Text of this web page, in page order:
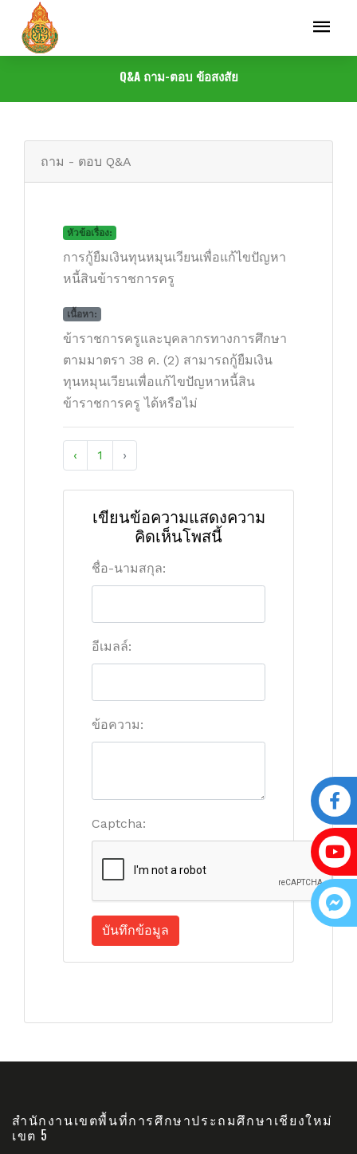
Q&A ถาม-ตอบ ข้อสงสัย
ถาม - ตอบ Q&A
หัวข้อเรื่อง:
การกู้ยืมเงินทุนหมุนเวียนเพื่อแก้ไขปัญหา
หนี้สินข้าราชการครู
เนื้อหา:
ข้าราชการครูและบุคลากรทางการศึกษา
ตามมาตรา 38 ค. (2) สามารถกู้ยืมเงิน
ทุนหมุนเวียนเพื่อแก้ไขปัญหาหนี้สิน
ข้าราชการครู ได้หรือไม่
‹ 1 ›
เขียนข้อความแสดงความ
คิดเห็นโพสนี้
ชื่อ-นามสกุล:
อีเมลล์:
ข้อความ:
Captcha:
บันทึกข้อมูล
สำนักงานเขตพื้นที่การศึกษาประถมศึกษาเชียงใหม่
เขต 5